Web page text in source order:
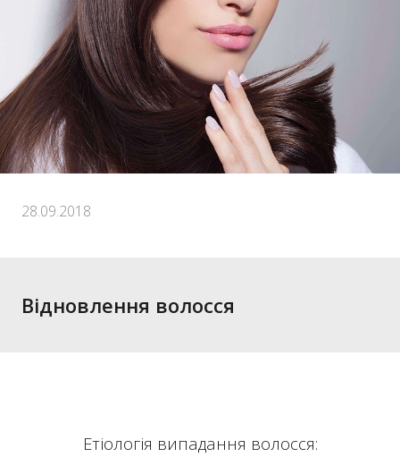
28.09.2018
Відновлення волосся
Етіологія випадання волосся: